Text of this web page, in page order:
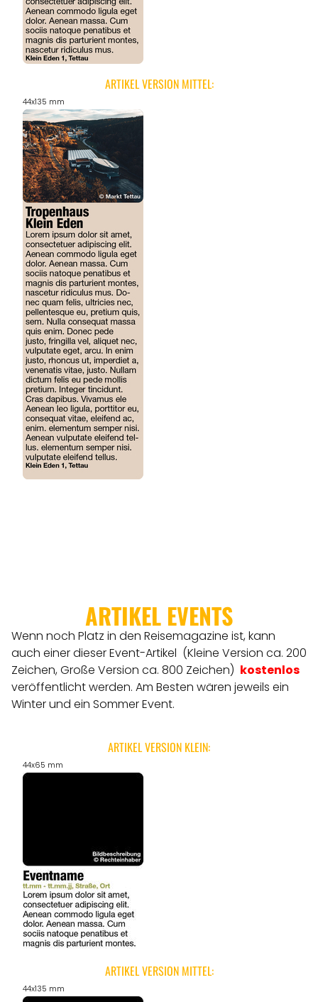
ARTIKEL VERSION MITTEL:
44x135 mm
ARTIKEL EVENTS
Wenn noch Platz in den Reisemagazine ist, kann
auch einer dieser Event-Artikel (Kleine Version ca. 200
Zeichen, Große Version ca. 800 Zeichen) kostenlos
veröffentlicht werden. Am Besten wären jeweils ein
Winter und ein Sommer Event.
ARTIKEL VERSION KLEIN:
44x65 mm
ARTIKEL VERSION MITTEL:
44x135 mm